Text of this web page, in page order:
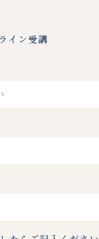
イン受講